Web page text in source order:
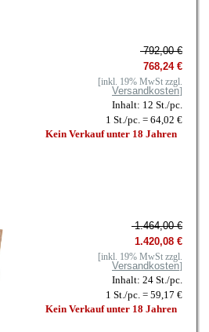
792,00 €
768,24 €
[inkl. 19% MwSt zzgl.
Versandkosten]
Inhalt: 12 St./pc.
1 St./pc. = 64,02 €
Kein Verkauf unter 18 Jahren
1.464,00 €
1.420,08 €
[inkl. 19% MwSt zzgl.
Versandkosten]
Inhalt: 24 St./pc.
1 St./pc. = 59,17 €
Kein Verkauf unter 18 Jahren